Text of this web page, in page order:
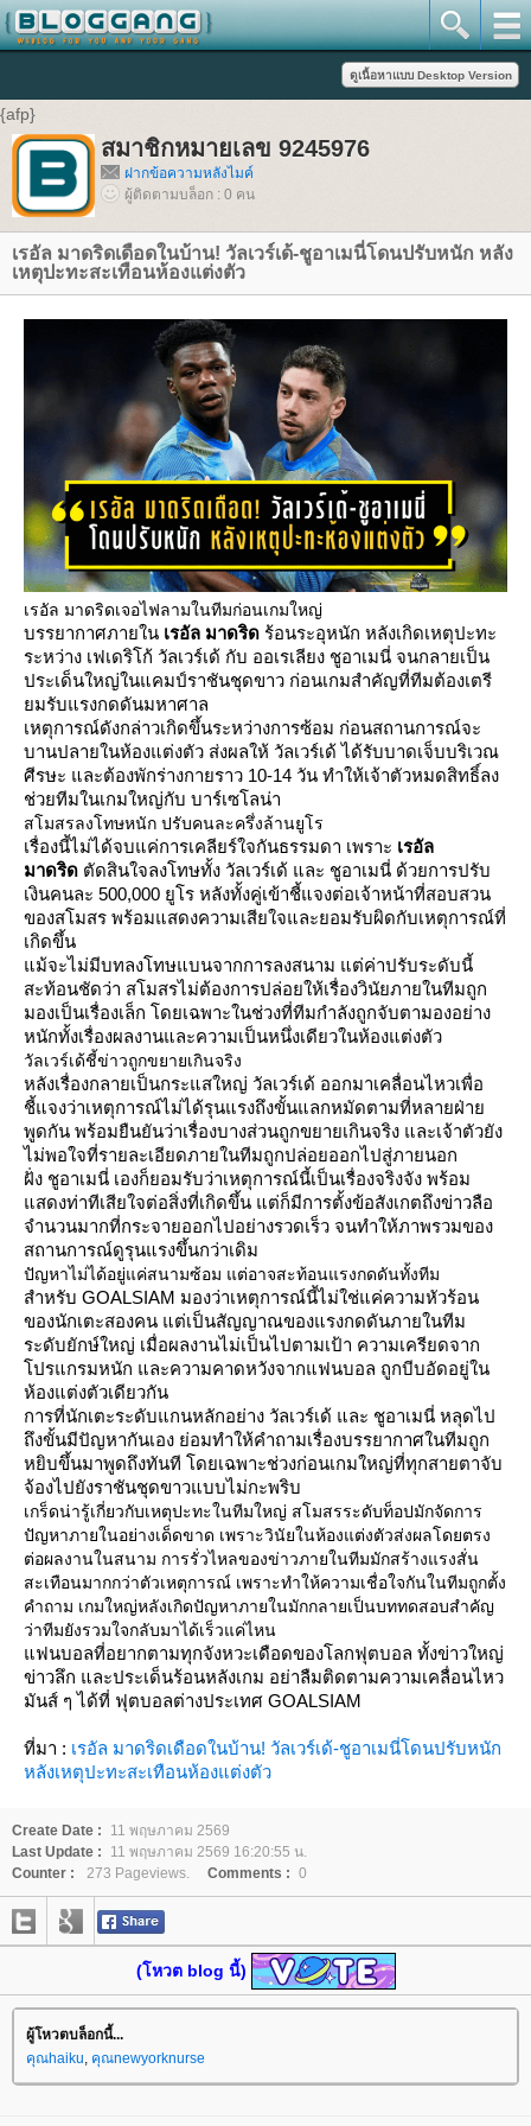
{afp}
สมาชิกหมายเลข 9245976
ฝากข้อความหลังไมค์
ผู้ติดตามบล็อก : 0 คน
เรอัล มาดริดเดือดในบ้าน! วัลเวร์เด้-ชูอาเมนี่โดนปรับหนัก หลัง
เหตุปะทะสะเทือนห้องแต่งตัว
เรอัล มาดริดเจอไฟลามในทีมก่อนเกมใหญ่
บรรยากาศภายใน เรอัล มาดริด ร้อนระอุหนัก หลังเกิดเหตุปะทะ
ระหว่าง เฟเดริโก้ วัลเวร์เด้ กับ ออเรเลียง ชูอาเมนี่ จนกลายเป็น
ประเด็นใหญ่ในแคมป์ราชันชุดขาว ก่อนเกมสำคัญที่ทีมต้องเตรี
ยมรับแรงกดดันมหาศาล
เหตุการณ์ดังกล่าวเกิดขึ้นระหว่างการซ้อม ก่อนสถานการณ์จะ
บานปลายในห้องแต่งตัว ส่งผลให้ วัลเวร์เด้ ได้รับบาดเจ็บบริเวณ
ศีรษะ และต้องพักร่างกายราว 10-14 วัน ทำให้เจ้าตัวหมดสิทธิ์ลง
ช่วยทีมในเกมใหญ่กับ บาร์เซโลน่า
สโมสรลงโทษหนัก ปรับคนละครึ่งล้านยูโร
เรื่องนี้ไม่ได้จบแค่การเคลียร์ใจกันธรรมดา เพราะ เรอัล
มาดริด ตัดสินใจลงโทษทั้ง วัลเวร์เด้ และ ชูอาเมนี่ ด้วยการปรับ
เงินคนละ 500,000 ยูโร หลังทั้งคู่เข้าชี้แจงต่อเจ้าหน้าที่สอบสวน
ของสโมสร พร้อมแสดงความเสียใจและยอมรับผิดกับเหตุการณ์ที่
เกิดขึ้น
แม้จะไม่มีบทลงโทษแบนจากการลงสนาม แต่ค่าปรับระดับนี้
สะท้อนชัดว่า สโมสรไม่ต้องการปล่อยให้เรื่องวินัยภายในทีมถูก
มองเป็นเรื่องเล็ก โดยเฉพาะในช่วงที่ทีมกำลังถูกจับตามองอย่าง
หนักทั้งเรื่องผลงานและความเป็นหนึ่งเดียวในห้องแต่งตัว
วัลเวร์เด้ชี้ข่าวถูกขยายเกินจริง
หลังเรื่องกลายเป็นกระแสใหญ่ วัลเวร์เด้ ออกมาเคลื่อนไหวเพื่อ
ชี้แจงว่าเหตุการณ์ไม่ได้รุนแรงถึงขั้นแลกหมัดตามที่หลายฝ่าย
พูดกัน พร้อมยืนยันว่าเรื่องบางส่วนถูกขยายเกินจริง และเจ้าตัวยัง
ไม่พอใจที่รายละเอียดภายในทีมถูกปล่อยออกไปสู่ภายนอก
ฝั่ง ชูอาเมนี่ เองก็ยอมรับว่าเหตุการณ์นี้เป็นเรื่องจริงจัง พร้อม
แสดงท่าทีเสียใจต่อสิ่งที่เกิดขึ้น แต่ก็มีการตั้งข้อสังเกตถึงข่าวลือ
จำนวนมากที่กระจายออกไปอย่างรวดเร็ว จนทำให้ภาพรวมของ
สถานการณ์ดูรุนแรงขึ้นกว่าเดิม
ปัญหาไม่ได้อยู่แค่สนามซ้อม แต่อาจสะท้อนแรงกดดันทั้งทีม
สำหรับ GOALSIAM มองว่าเหตุการณ์นี้ไม่ใช่แค่ความหัวร้อน
ของนักเตะสองคน แต่เป็นสัญญาณของแรงกดดันภายในทีม
ระดับยักษ์ใหญ่ เมื่อผลงานไม่เป็นไปตามเป้า ความเครียดจาก
โปรแกรมหนัก และความคาดหวังจากแฟนบอล ถูกบีบอัดอยู่ใน
ห้องแต่งตัวเดียวกัน
การที่นักเตะระดับแกนหลักอย่าง วัลเวร์เด้ และ ชูอาเมนี่ หลุดไป
ถึงขั้นมีปัญหากันเอง ย่อมทำให้คำถามเรื่องบรรยากาศในทีมถูก
หยิบขึ้นมาพูดถึงทันที โดยเฉพาะช่วงก่อนเกมใหญ่ที่ทุกสายตาจับ
จ้องไปยังราชันชุดขาวแบบไม่กะพริบ
เกร็ดน่ารู้เกี่ยวกับเหตุปะทะในทีมใหญ่ สโมสรระดับท็อปมักจัดการ
ปัญหาภายในอย่างเด็ดขาด เพราะวินัยในห้องแต่งตัวส่งผลโดยตรง
ต่อผลงานในสนาม การรั่วไหลของข่าวภายในทีมมักสร้างแรงสั่น
สะเทือนมากกว่าตัวเหตุการณ์ เพราะทำให้ความเชื่อใจกันในทีมถูกตั้ง
คำถาม เกมใหญ่หลังเกิดปัญหาภายในมักกลายเป็นบททดสอบสำคัญ
ว่าทีมยังรวมใจกลับมาได้เร็วแค่ไหน
แฟนบอลที่อยากตามทุกจังหวะเดือดของโลกฟุตบอล ทั้งข่าวใหญ่
ข่าวลึก และประเด็นร้อนหลังเกม อย่าลืมติดตามความเคลื่อนไหว
มันส์ ๆ ได้ที่ ฟุตบอลต่างประเทศ GOALSIAM
ที่มา : เรอัล มาดริดเดือดในบ้าน! วัลเวร์เด้-ชูอาเมนี่โดนปรับหนัก
หลังเหตุปะทะสะเทือนห้องแต่งตัว
Create Date :
11 พฤษภาคม 2569
Last Update :
11 พฤษภาคม 2569 16:20:55 น.
Counter :
273 Pageviews. Comments : 0
(โหวต blog นี้)
ผู้โหวตบล็อกนี้...
คุณhaiku คุณnewyorknurse